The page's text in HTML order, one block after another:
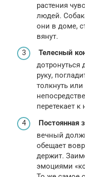
растения
людей.
они в доме,
вянут.
Телесный
дотронуться
руку,
толкнуть или
перетекает
Постоянная
вечный
обещает
держит.
эмоциями